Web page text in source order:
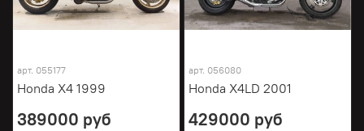
арт. 055177
Honda X4 1999
389000 руб
арт. 056080
Honda X4LD 2001
429000 руб